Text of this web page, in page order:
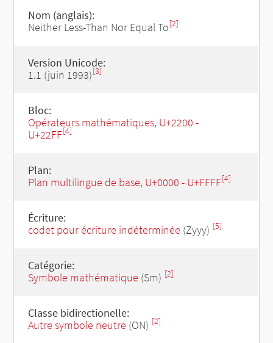
Nom (anglais):
Neither Less-Than Nor Equal To[2]
Version Unicode:
1.1 (juin 1993)[3]
Bloc:
Opérateurs mathématiques, U+2200 -
U+22FF[4]
Plan:
Plan multilingue de base, U+0000 - U+FFFF[4]
Écriture:
codet pour écriture indéterminée (Zyyy) [5]
Catégorie:
Symbole mathématique (Sm) [2]
Classe bidirectionelle:
Autre symbole neutre (ON) [2]